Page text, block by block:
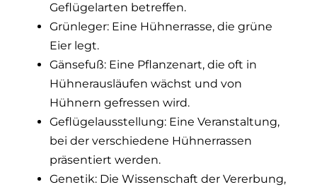
Geflügelarten betreffen.
Grünleger: Eine Hühnerrasse, die grüne
Eier legt.
Gänsefuß: Eine Pflanzenart, die oft in
Hühnerausläufen wächst und von
Hühnern gefressen wird.
Geflügelausstellung: Eine Veranstaltung,
bei der verschiedene Hühnerrassen
präsentiert werden.
Genetik: Die Wissenschaft der Vererbung,